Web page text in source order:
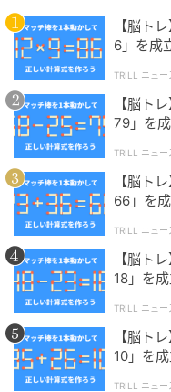
【脳ト
6」を成
TRILL ニュー
【脳ト
79」を
TRILL ニュー
【脳ト
66」を
TRILL ニュー
【脳ト
18」を
TRILL ニュー
【脳ト
10」を
TRILL ニュー